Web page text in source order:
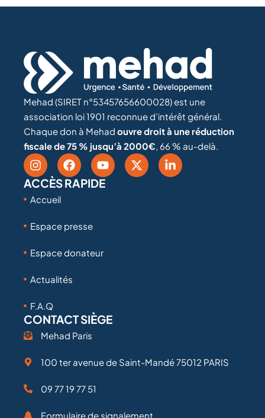
Mehad (SIRET n°53457656600028) est une
association loi 1901 reconnue d’intérêt général.
Chaque don à Mehad ouvre droit à une réduction
fiscale de 75 % jusqu’à 2000€, 66 % au-delà.
ACCÈS RAPIDE
Accueil
Espace presse
Espace donateur
Actualités
F.A.Q
CONTACT SIÈGE
Mehad Paris
100 ter avenue de Saint-Mandé 75012 PARIS
09 77 19 77 51
Formulaire de signalement